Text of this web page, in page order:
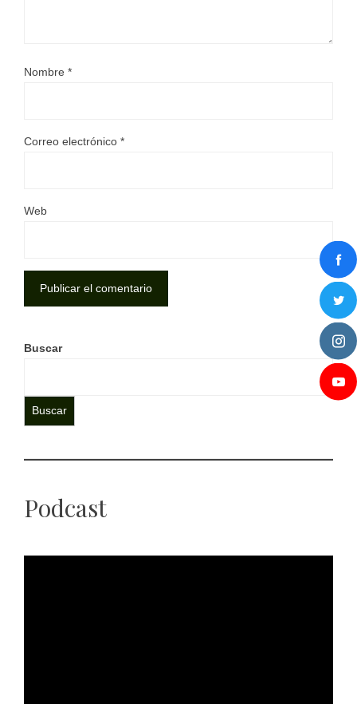
Nombre *
Correo electrónico *
Web
Buscar
Buscar
Podcast